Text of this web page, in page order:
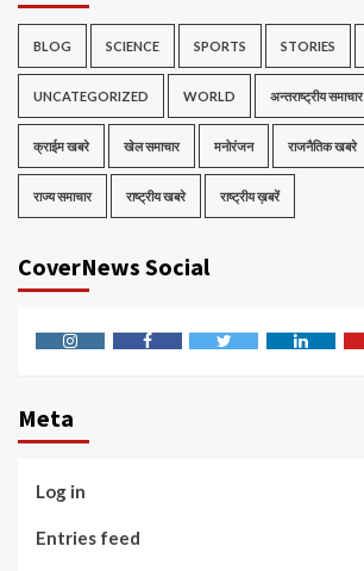
BLOG SCIENCE SPORTS STORIES
UNCATEGORIZED WORLD अन्तराष्ट्रीय समाचार
क्राईम खबरे खेल समाचार मनोरंजन राजनैतिक खबरे
राज्य समाचार राष्ट्रीय खबरे राष्ट्रीय ख़बरें
CoverNews Social
Meta
Log in
Entries feed